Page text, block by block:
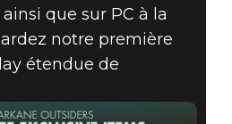
que sur PC à la
notre première
étendue de